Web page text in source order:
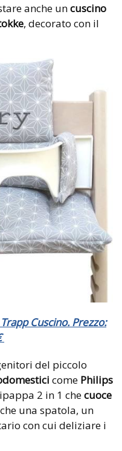
anche uncuscino
, decorato con il
Cuscino. Prezzo:
del piccolo
come Philips
2 in 1 checuoce
una spatola, un
con cui deliziare i